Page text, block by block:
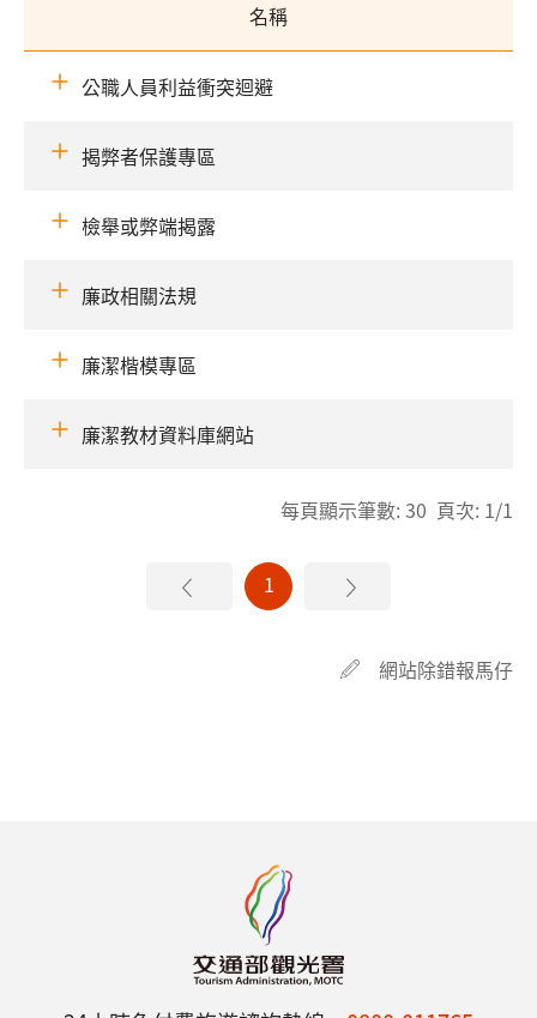
名稱
公職人員利益衝突迴避
揭弊者保護專區
檢舉或弊端揭露
廉政相關法規
廉潔楷模專區
廉潔教材資料庫網站
每頁顯示筆數: 30 頁次: 1/1
1
網站除錯報馬仔